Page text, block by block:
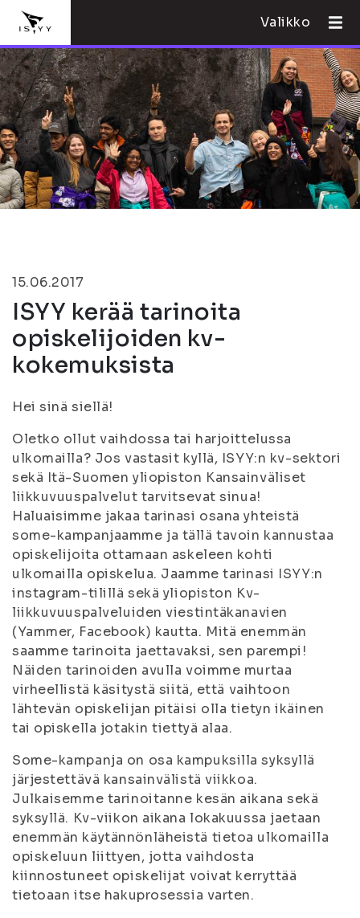
Valikko
15.06.2017
ISYY kerää tarinoita
opiskelijoiden kv-
kokemuksista
Hei sinä siellä!
Oletko ollut vaihdossa tai harjoittelussa
ulkomailla? Jos vastasit kyllä, ISYY:n kv-sektori
sekä Itä-Suomen yliopiston Kansainväliset
liikkuvuuspalvelut tarvitsevat sinua!
Haluaisimme jakaa tarinasi osana yhteistä
some-kampanjaamme ja tällä tavoin kannustaa
opiskelijoita ottamaan askeleen kohti
ulkomailla opiskelua. Jaamme tarinasi ISYY:n
instagram-tilillä sekä yliopiston Kv-
liikkuvuuspalveluiden viestintäkanavien
(Yammer, Facebook) kautta. Mitä enemmän
saamme tarinoita jaettavaksi, sen parempi!
Näiden tarinoiden avulla voimme murtaa
virheellistä käsitystä siitä, että vaihtoon
lähtevän opiskelijan pitäisi olla tietyn ikäinen
tai opiskella jotakin tiettyä alaa.
Some-kampanja on osa kampuksilla syksyllä
järjestettävä kansainvälistä viikkoa.
Julkaisemme tarinoitanne kesän aikana sekä
syksyllä. Kv-viikon aikana lokakuussa jaetaan
enemmän käytännönläheistä tietoa ulkomailla
opiskeluun liittyen, jotta vaihdosta
kiinnostuneet opiskelijat voivat kerryttää
tietoaan itse hakuprosessia varten.